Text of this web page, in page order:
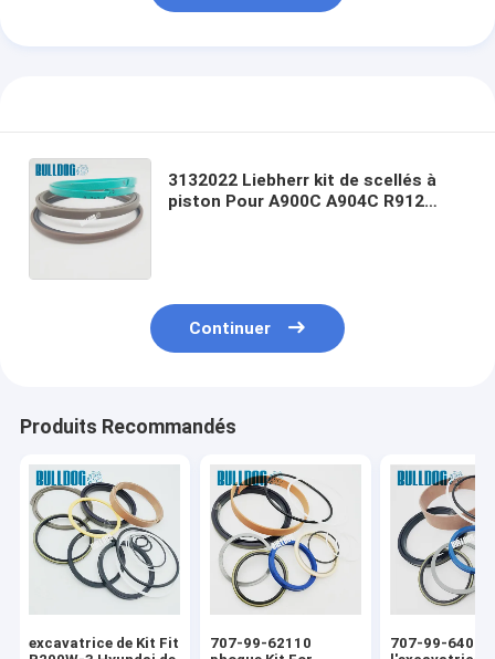
3132022 Liebherr kit de scellés à
piston Pour A900C A904C R912
Continuer
Produits Recommandés
excavatrice de Kit Fit
707-99-62110
707-99-64010